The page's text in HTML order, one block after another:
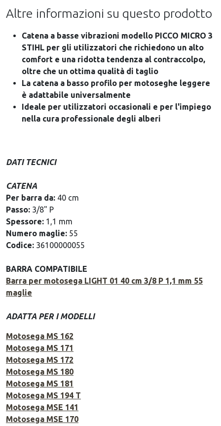
Altre informazioni su questo prodotto
Catena a basse vibrazioni modello PICCO MICRO 3
STIHL per gli utilizzatori che richiedono un alto
comfort e una ridotta tendenza al contraccolpo,
oltre che un ottima qualità di taglio
La catena a basso profilo per motoseghe leggere
è adattabile universalmente
Ideale per utilizzatori occasionali e per l'impiego
nella cura professionale degli alberi
DATI TECNICI
CATENA
Per barra da: 40 cm
Passo: 3/8" P
Spessore: 1,1 mm
Numero maglie: 55
Codice: 36100000055
BARRA COMPATIBILE
Barra per motosega LIGHT 01 40 cm 3/8 P 1,1 mm 55
maglie
ADATTA PER I MODELLI
Motosega MS 162
Motosega MS 171
Motosega MS 172
Motosega MS 180
Motosega MS 181
Motosega MS 194 T
Motosega MSE 141
Motosega MSE 170